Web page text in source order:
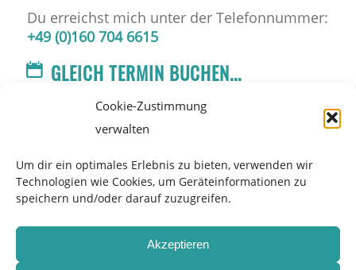
Cookie-Zustimmung
verwalten
Um dir ein optimales Erlebnis zu bieten, verwenden wir
Technologien wie Cookies, um Geräteinformationen zu
speichern und/oder darauf zuzugreifen.
Akzeptieren
Du erreichst mich unter der Telefonnummer:
+49 (0)160 704 6615
GLEICH TERMIN BUCHEN...
…suche Dir einen Termin aus.
Ich freue mich auf Dich!